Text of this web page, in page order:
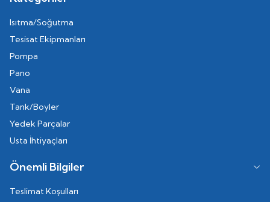
Isıtma/Soğutma
Tesisat Ekipmanları
Pompa
Pano
Vana
Tank/Boyler
Yedek Parçalar
Usta İhtiyaçları
Önemli Bilgiler
Teslimat Koşulları